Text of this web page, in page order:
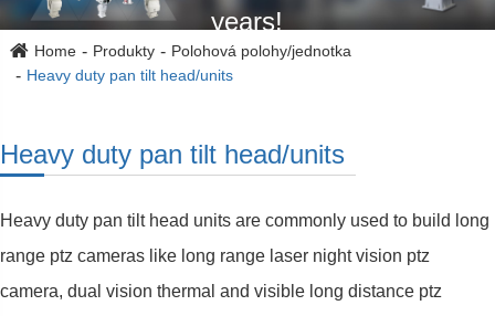
years!
Home Produkty
Polohová polohy/jednotka
Heavy duty pan tilt head/units
Heavy duty pan tilt head/units
Heavy duty pan tilt head units are commonly used to build long
range ptz cameras like long range laser night vision ptz
camera, dual vision thermal and visible long distance ptz